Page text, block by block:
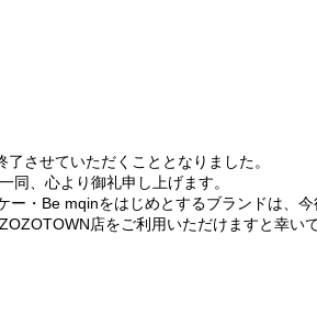
させていただくこととなりました。
同、心より御礼申し上げます。
・Be mqinをはじめとするブランドは、
店をご利用いただけますと幸いで